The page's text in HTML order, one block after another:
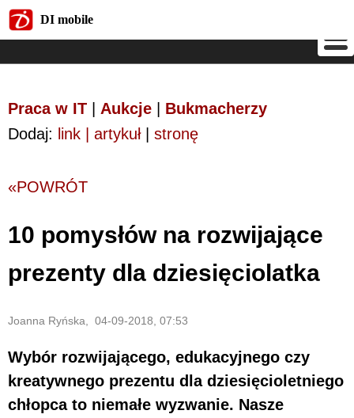
DI mobile
Praca w IT Aukcje
Bukmacherzy
Dodaj: link | artykuł| stronę
«POWRÓT
10 pomysłów na rozwijające
prezenty dla dziesięciolatka
Joanna Ryńska, 04-09-2018, 07:53
Wybór rozwijającego, edukacyjnego czy
kreatywnego prezentu dla dziesięcioletniego
chłopca to niemałe wyzwanie. Nasze
DI mobile